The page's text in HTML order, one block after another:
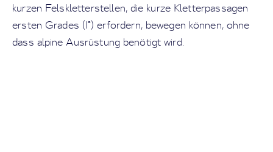
kurzen Felskletterstellen, die kurze Kletterpassagen
ersten Grades (I°) erfordern, bewegen können, ohne
dass alpine Ausrüstung benötigt wird.